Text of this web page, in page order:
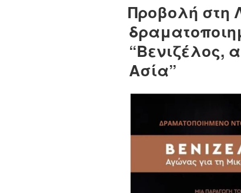
Προβολή στη
“Βενιζέλος,
Ασία”